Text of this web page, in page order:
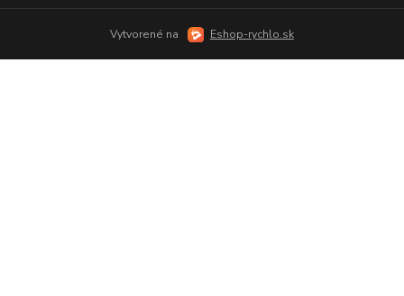
Vytvorené na Eshop-rychlo.sk